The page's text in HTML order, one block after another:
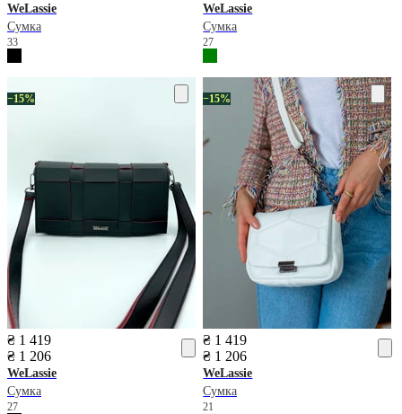
WeLassie
Сумка
33
WeLassie
Сумка
27
−15%
₴ 1 419
₴ 1 206
WeLassie
Сумка
27
−15%
₴ 1 419
₴ 1 206
WeLassie
Сумка
21